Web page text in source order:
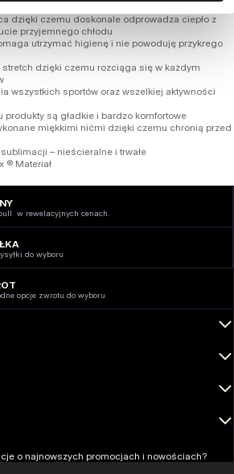
dzięki czemu doskonale odprowadza ciepło z
przyjemnego chłodu
utrzymać higienę i nie powoduję przykrego
dzięki czemu rozciąga się w każdym
wszystkich sportów oraz wszelkiej aktywności
są gładkie i bardzo komfortowe
miękkimi nićmi dzięki czemu chronią przed
– nieścieralne i trwałe
® Materiał
w rewelacyjnych cenach.
do wyboru
opcje zwrotu do wyboru
o najnowszych promocjach i nowościach?